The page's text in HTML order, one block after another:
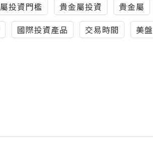
投資門檻 貴金屬投資 貴金屬
國際投資產品 交易時間 美盤